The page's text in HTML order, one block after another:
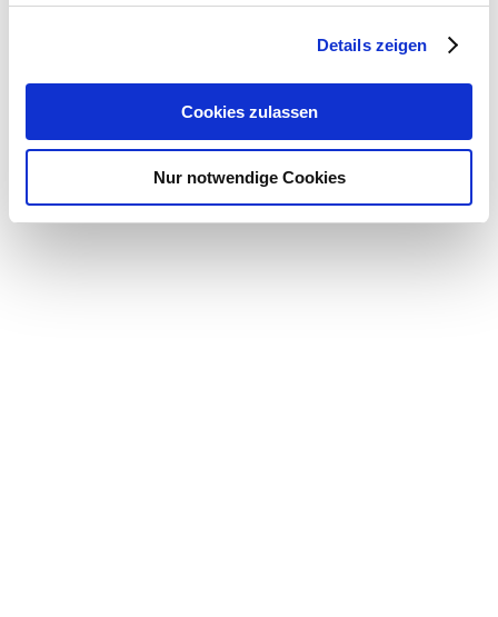
Details zeigen
Cookies zulassen
Nur notwendige Cookies